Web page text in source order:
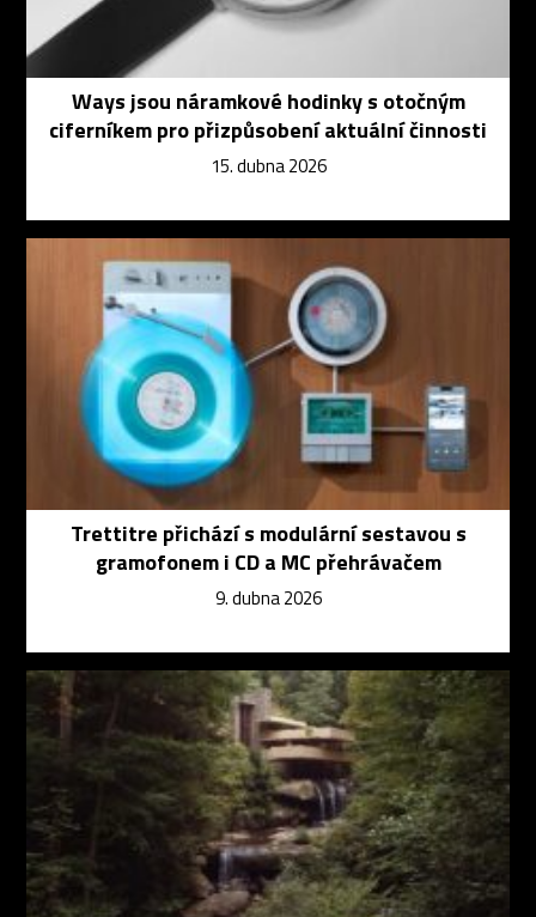
Ways jsou náramkové hodinky s otočným
ciferníkem pro přizpůsobení aktuální činnosti
15. dubna 2026
Trettitre přichází s modulární sestavou s
gramofonem i CD a MC přehrávačem
9. dubna 2026